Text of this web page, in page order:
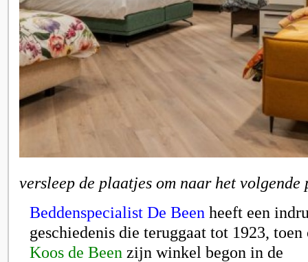
versleep de plaatjes om naar het
Beddenspecialist De Been heeft een
geschiedenis die teruggaat tot 1923,
Koos de Been zijn winkel begon in de